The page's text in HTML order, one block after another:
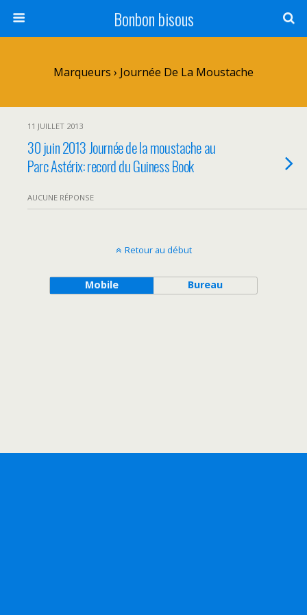
Bonbon bisous
Marqueurs › Journée De La Moustache
11 JUILLET 2013
30 juin 2013 Journée de la moustache au
Parc Astérix: record du Guiness Book
AUCUNE RÉPONSE
Retour au début
Mobile Bureau